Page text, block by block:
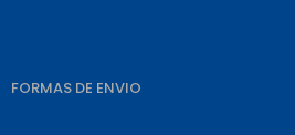
FORMAS DE ENVIO